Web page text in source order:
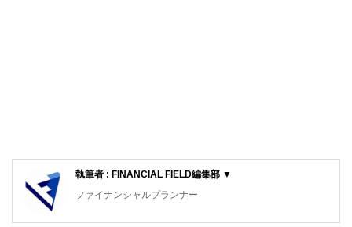
執筆者 : FINANCIAL FIELD編集部 ▼
ファイナンシャルプランナー
FinancialField編集部は、金融、経済に関する記事を、日々